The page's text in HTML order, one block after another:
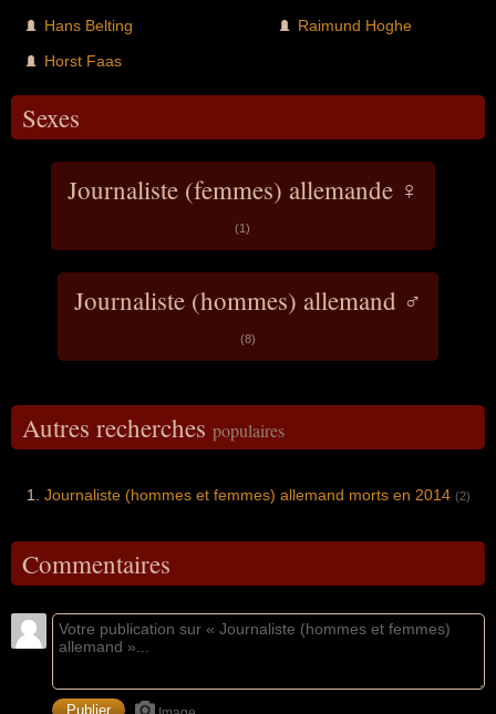
Hans Belting
Horst Faas
Raimund Hoghe
Sexes
Journaliste (femmes) allemande ♀
(1)
Journaliste (hommes) allemand ♂
(8)
Autres recherches populaires
Journaliste (hommes et femmes) allemand morts en 2014 (2)
Commentaires